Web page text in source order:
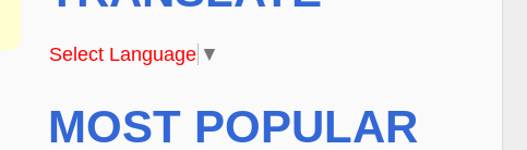
Select Language ▼
MOST POPULAR